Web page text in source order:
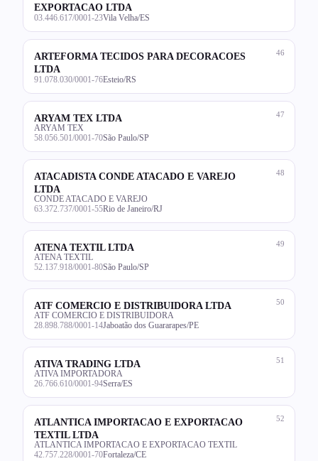
EXPORTACAO LTDA
03.446.617/0001-23Vila Velha/ES
46
ARTEFORMA TECIDOS PARA DECORACOES
LTDA
91.078.030/0001-76Esteio/RS
47
ARYAM TEX LTDA
ARYAM TEX
58.056.501/0001-70São Paulo/SP
48
ATACADISTA CONDE ATACADO E VAREJO
LTDA
CONDE ATACADO E VAREJO
63.372.737/0001-55Rio de Janeiro/RJ
49
ATENA TEXTIL LTDA
ATENA TEXTIL
52.137.918/0001-80São Paulo/SP
50
ATF COMERCIO E DISTRIBUIDORA LTDA
ATF COMERCIO E DISTRIBUIDORA
28.898.788/0001-14Jaboatão dos Guararapes/PE
51
ATIVA TRADING LTDA
ATIVA IMPORTADORA
26.766.610/0001-94Serra/ES
52
ATLANTICA IMPORTACAO E EXPORTACAO
TEXTIL LTDA
ATLANTICA IMPORTACAO E EXPORTACAO TEXTIL
42.757.228/0001-70Fortaleza/CE